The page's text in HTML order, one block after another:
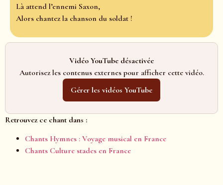
Là attend l’ennemi Saxon,
Alors chantez la chanson du soldat !
Vidéo YouTube désactivée
Autorisez les contenus externes pour afficher cette vidéo.
Gérer les vidéos YouTube
Retrouvez ce chant dans :
Chants Hymnes : Voyage musical en France
Chants Culture stades en France